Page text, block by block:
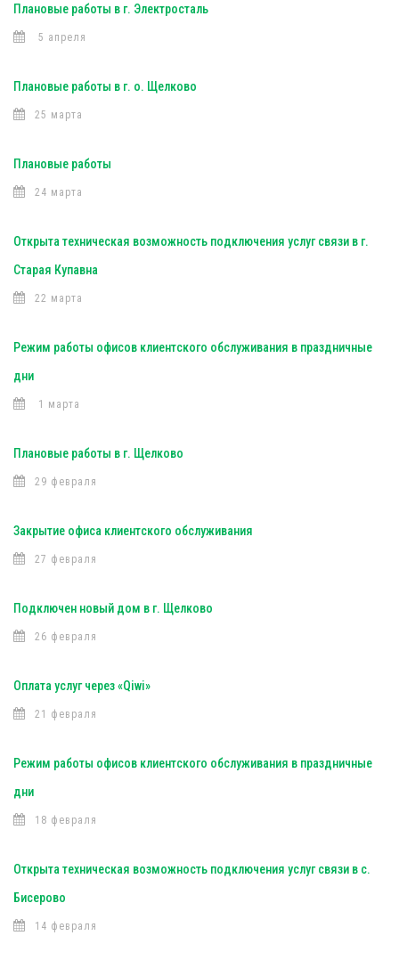
Плановые работы в г. Электросталь
5 апреля
Плановые работы в г. о. Щелково
25 марта
Плановые работы
24 марта
Открыта техническая возможность подключения услуг связи в г.
Старая Купавна
22 марта
Режим работы офисов клиентского обслуживания в праздничные
дни
1 марта
Плановые работы в г. Щелково
29 февраля
Закрытие офиса клиентского обслуживания
27 февраля
Подключен новый дом в г. Щелково
26 февраля
Оплата услуг через «Qiwi»
21 февраля
Режим работы офисов клиентского обслуживания в праздничные
дни
18 февраля
Открыта техническая возможность подключения услуг связи в с.
Бисерово
14 февраля